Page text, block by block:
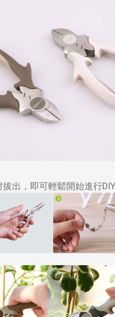
出，即可輕鬆開始進行DIY